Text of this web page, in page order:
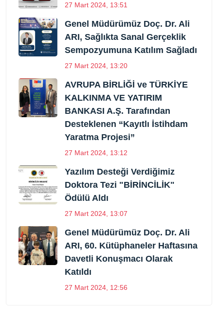
27 Mart 2024, 13:51
Genel Müdürümüz Doç. Dr. Ali
ARI, Sağlıkta Sanal Gerçeklik
Sempozyumuna Katılım Sağladı
27 Mart 2024, 13:20
AVRUPA BİRLİĞİ ve TÜRKİYE
KALKINMA VE YATIRIM
BANKASI A.Ş. Tarafından
Desteklenen “Kayıtlı İstihdam
Yaratma Projesi”
27 Mart 2024, 13:12
Yazılım Desteği Verdiğimiz
Doktora Tezi "BİRİNCİLİK"
Ödülü Aldı
27 Mart 2024, 13:07
Genel Müdürümüz Doç. Dr. Ali
ARI, 60. Kütüphaneler Haftasına
Davetli Konuşmacı Olarak
Katıldı
27 Mart 2024, 12:56